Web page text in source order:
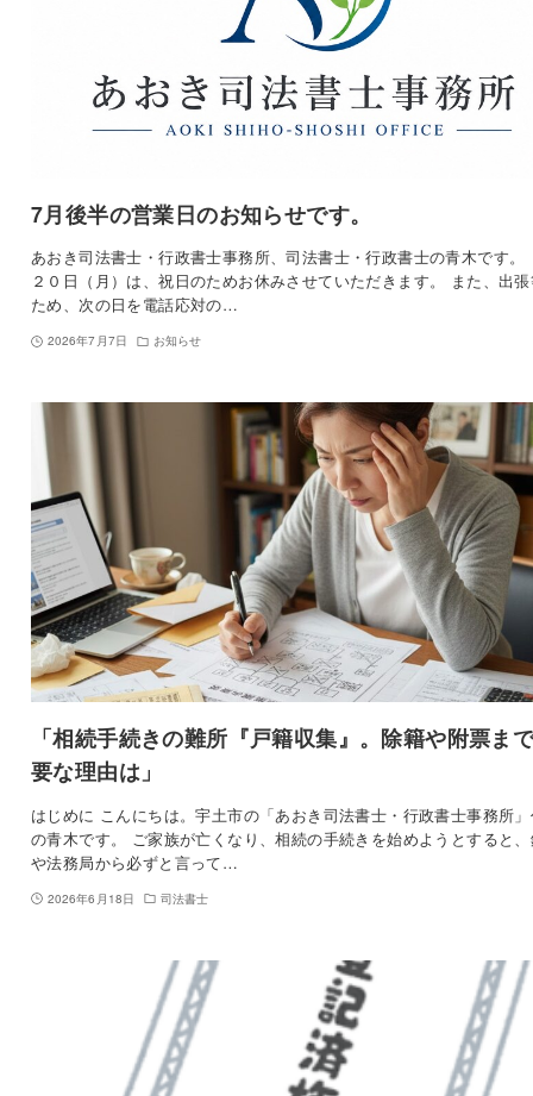
7月後半の営業日のお知らせです。
あおき司法書士・行政書士事務所、司法書士・行政書士の青木です。
２０日（月）は、祝日のためお休みさせていただきます。 また、出
ため、次の日を電話応対の…
2026年7月7日 お知らせ
「相続手続きの難所『戸籍収集』。除籍や附票ま
要な理由は」
はじめに こんにちは。宇土市の「あおき司法書士・行政書士事務所
の青木です。 ご家族が亡くなり、相続の手続きを始めようとすると
や法務局から必ずと言って…
2026年6月18日 司法書士